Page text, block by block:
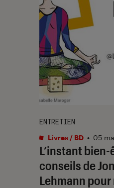
L’instant bien-
conseils de
Lehmann
ENTRETIEN
Livres / BD • 05